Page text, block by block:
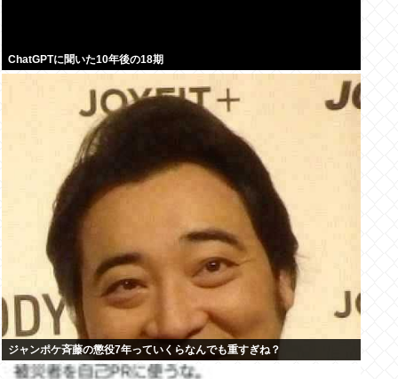
ChatGPTに聞いた10年後の18期
ジャンポケ斉藤の懲役7年っていくらなんでも重すぎね？